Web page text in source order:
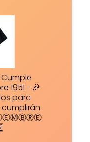
1951 - 🎉
para